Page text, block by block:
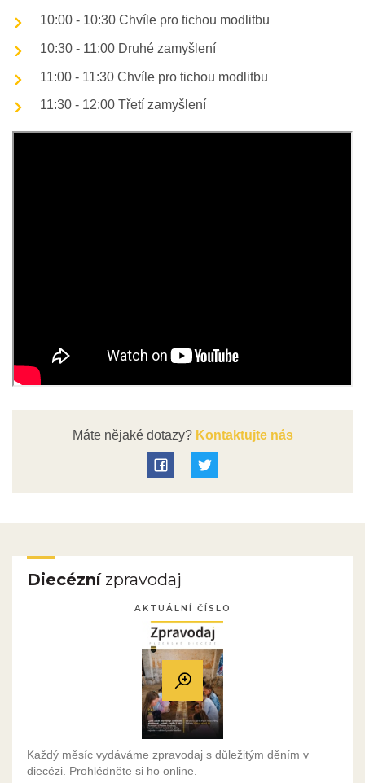
10:00 - 10:30 Chvíle pro tichou modlitbu
10:30 - 11:00 Druhé zamyšlení
11:00 - 11:30 Chvíle pro tichou modlitbu
11:30 - 12:00 Třetí zamyšlení
Máte nějaké dotazy?Kontaktujte nás
Diecéznízpravodaj
AKTUÁLNÍ ČÍSLO
Každý měsíc vydáváme zpravodaj s důležitým děním v
diecézi. Prohlédněte si ho online.